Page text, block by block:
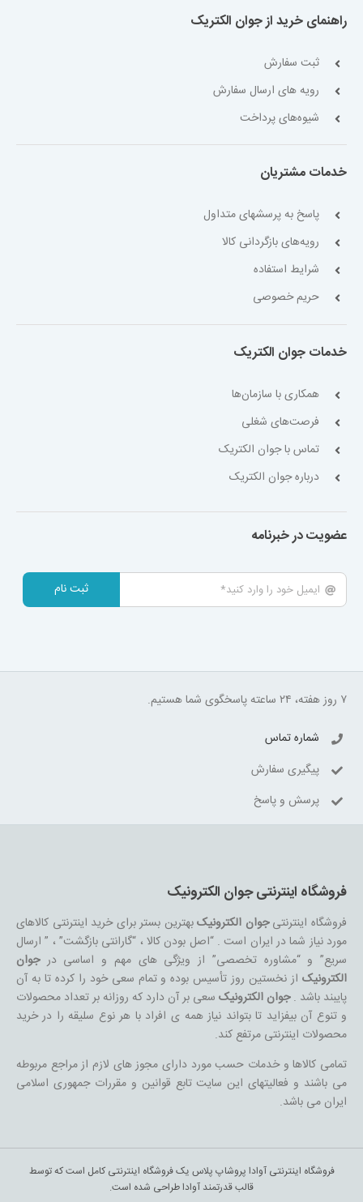
راهنمای خرید از جوان الکتریک
ثبت سفارش
رویه های ارسال سفارش
شیوه‌های پرداخت
خدمات مشتریان
پاسخ به پرسشهای متداول
رویه‌های بازگردانی کالا
شرایط استفاده
حریم خصوصی
خدمات جوان الکتریک
همکاری با سازمان‌ها
فرصت‌های شغلی
تماس با جوان الکتریک
درباره جوان الکتریک
عضویت در خبرنامه
ثبت نام
۷ روز هفته، ۲۴ ساعته پاسخگوی شما هستیم.
شماره تماس
پیگیری سفارش
پرسش و پاسخ
فروشگاه اینترنتی جوان الکترونیک
فروشگاه اینترنتیجوان الکترونیکبهترین بستر برای خرید اینترنتی کالاهای
مورد نیاز شما در ایران است . “اصل بودن کالا ، “گارانتی بازگشت” ، ” ارسال
سریع” و “مشاوره تخصصی” از ویژگی های مهم و اساسی درجوان
الکترونیکاز نخستین روز تأسیس بوده و تمام سعی خود را کرده تا به آن
پایبند باشد .جوان الکترونیکسعی بر آن دارد که روزانه بر تعداد محصولات
و تنوع آن بیفزاید تا بتواند نیاز همه ی افراد با هر نوع سلیقه را در خرید
محصولات اینترنتی مرتفع کند.
تمامی کالاها و خدمات حسب مورد دارای مجوز های لازم از مراجع مربوطه
می باشند و فعالیتهای این سایت تابع قوانین و مقررات جمهوری اسلامی
ایران می باشد.
فروشگاه اینترنتی آوادا پروشاپ پلاس یک فروشگاه اینترنتی کامل است که توسط
قالب قدرتمند آوادا طراحی شده است.